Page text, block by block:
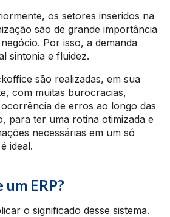
os setores inseridos na
são de grande importância
Por isso, a demanda
sintonia e fluidez.
são realizadas, em sua
com muitas burocracias,
de erros ao longo das
para ter uma rotina otimizada e
necessárias em um só
é ideal.
um ERP?
o significado desse sistema.